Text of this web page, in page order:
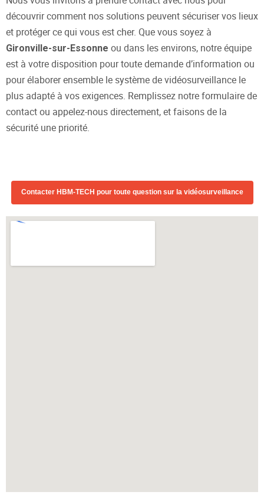
découvrir comment nos solutions peuvent sécuriser vos lieux
et protéger ce qui vous est cher. Que vous soyez à
Gironville-sur-Essonne ou dans les environs, notre équipe
est à votre disposition pour toute demande d’information ou
pour élaborer ensemble le système de vidéosurveillance le
plus adapté à vos exigences. Remplissez notre formulaire de
contact ou appelez-nous directement, et faisons de la
sécurité une priorité.
Contacter HBM-TECH pour toute question sur la vidéosurveillance